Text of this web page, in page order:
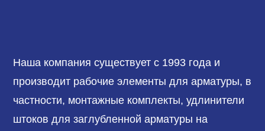
Наша компания существует с 1993 года и
производит рабочие элементы для арматуры, в
частности, монтажные комплекты, удлинители
штоков для заглубленной арматуры на